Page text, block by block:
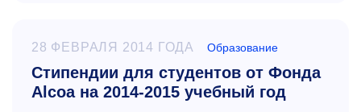
28 ФЕВРАЛЯ 2014 ГОДА Образование
Стипендии для студентов от Фонда
Alcoa на 2014-2015 учебный год